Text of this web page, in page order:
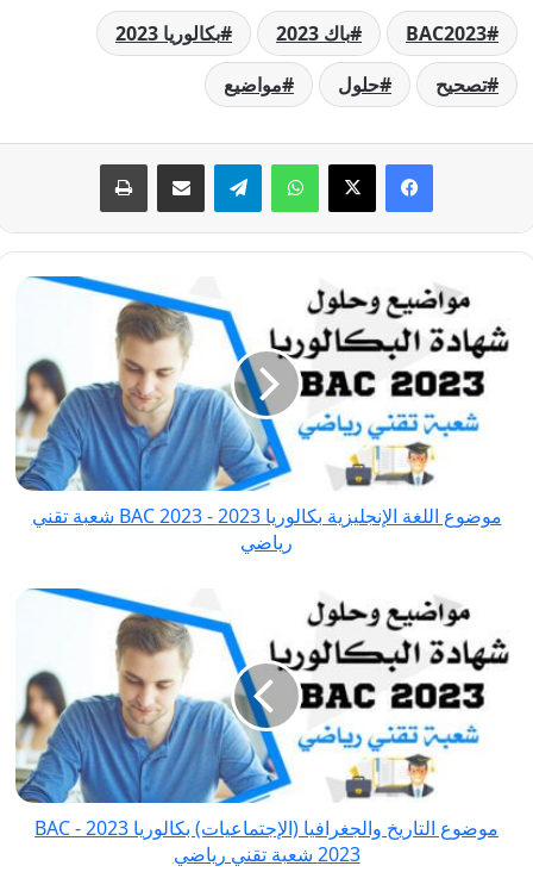
BAC2023 باك 2023
بكالوريا 2023
تصحيح
حلول مواضيع
فيسبوك
‫X واتسابتيلقراممشاركة عبر البريد طباعة
موضوع
الإنجليزية
بكالوريا
2023
2023 شعبة
تقني
موضوع اللغة الإنجليزية بكالوريا 2023 - BAC 2023 شعبة تقني
رياضي
موضوع
والجغرافيا
(الإجتماعيات)
بكالوريا
2023
2023 شعبة
موضوع التاريخ والجغرافيا (الإجتماعيات) بكالوريا 2023 - BAC
2023 شعبة تقني رياضي